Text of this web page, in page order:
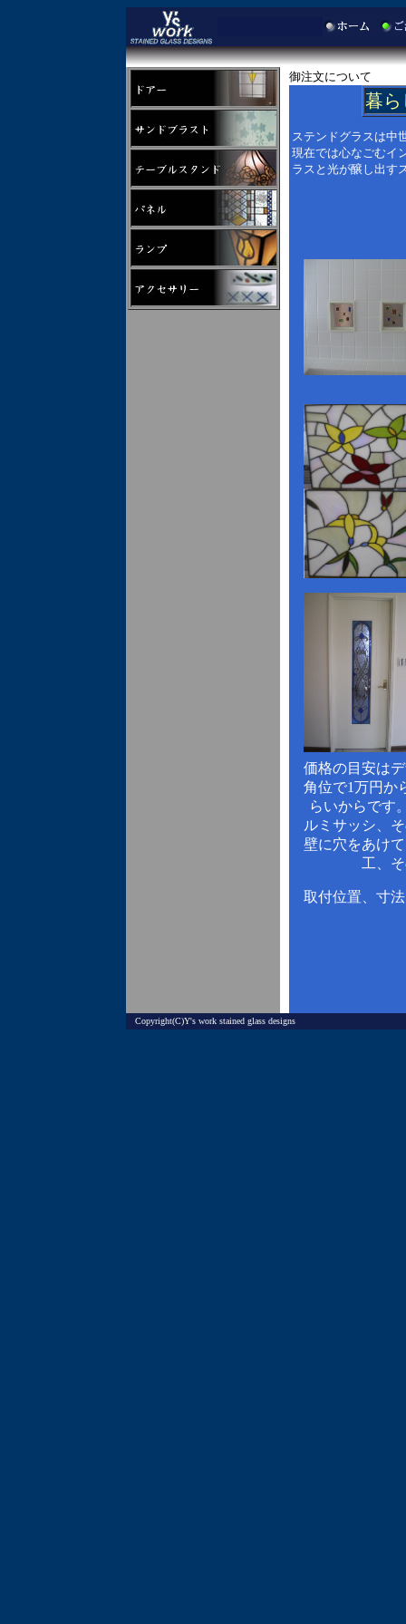
御注文について
暮ら
ステンドグラスは中
現在では心なごむイ
ラスと光が醸し出す
価格の目安は
角位で1万円か
らいからです
ルミサッシ、
壁に穴をあけて
工、
取付位置、寸
Copyright(C)Y's work stained glass designs